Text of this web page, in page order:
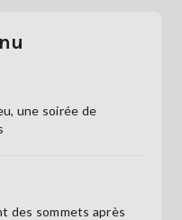
une soirée de
des sommets après